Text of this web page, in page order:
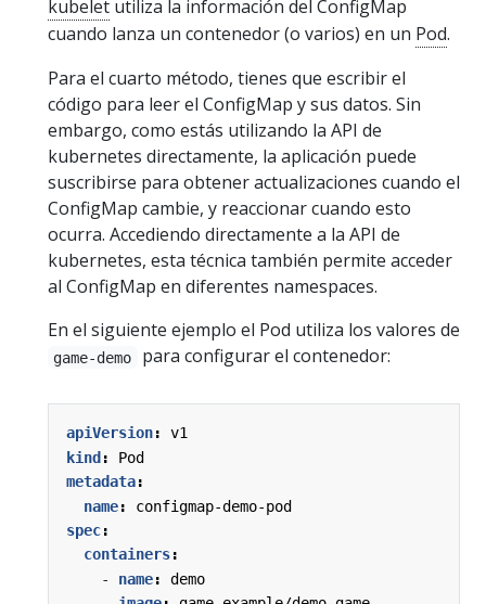
kubelet utiliza la información del ConfigMap
cuando lanza un contenedor (o varios) en un Pod.
Para el cuarto método, tienes que escribir el
código para leer el ConfigMap y sus datos. Sin
embargo, como estás utilizando la API de
kubernetes directamente, la aplicación puede
suscribirse para obtener actualizaciones cuando el
ConfigMap cambie, y reaccionar cuando esto
ocurra. Accediendo directamente a la API de
kubernetes, esta técnica también permite acceder
al ConfigMap en diferentes namespaces.
En el siguiente ejemplo el Pod utiliza los valores de
game-demo para configurar el contenedor:
apiVersion:
v1
kind :
Pod
metadata:
name:
configmap-demo-pod
spec:
containers:
- name:
demo